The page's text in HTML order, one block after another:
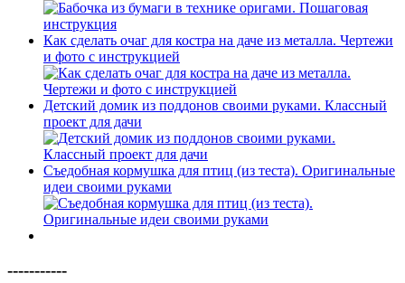
Как сделать очаг для костра на даче из металла. Чертежи
и фото с инструкцией
Детский домик из поддонов своими руками. Классный
проект для дачи
Съедобная кормушка для птиц (из теста). Оригинальные
идеи своими руками
-----------